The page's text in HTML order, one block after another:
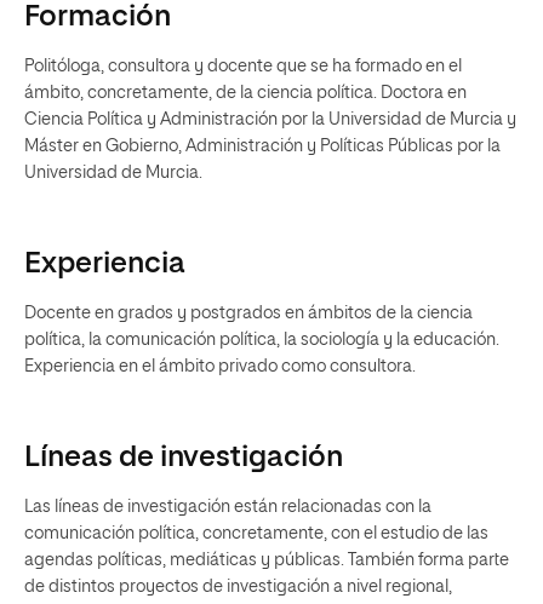
Formación
Politóloga, consultora y docente que se ha formado en el
ámbito, concretamente, de la ciencia política. Doctora en
Ciencia Política y Administración por la Universidad de Murcia y
Máster en Gobierno, Administración y Políticas Públicas por la
Universidad de Murcia.
Experiencia
Docente en grados y postgrados en ámbitos de la ciencia
política, la comunicación política, la sociología y la educación.
Experiencia en el ámbito privado como consultora.
Líneas de investigación
Las líneas de investigación están relacionadas con la
comunicación política, concretamente, con el estudio de las
agendas políticas, mediáticas y públicas. También forma parte
de distintos proyectos de investigación a nivel regional,